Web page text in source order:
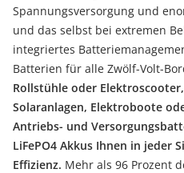
Spannungsversorgung und
und das selbst bei extremen
integriertes
Batterien für alle Zwölf-Volt-
Rollstühle oder
Solaranlagen, Elektroboote
Antriebs- und
LiFePO4 Akkus Ihnen in jeder
Effizienz. Mehr als 96 Prozent